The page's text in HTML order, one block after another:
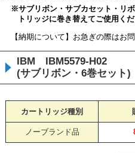
※サブリボン・サブカセット・リ
トリッジに巻き替えてご使用くだ
【納期について】お急ぎの際はお
IBM IBM5579-H02
(サブリボン・6巻セット)
カートリッジ種別
ノーブランド品